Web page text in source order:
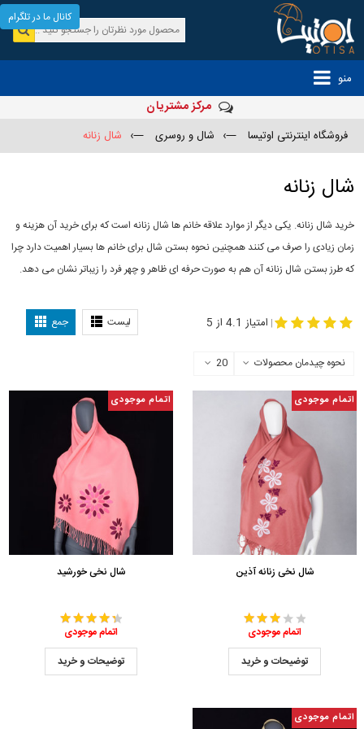
منو
مرکز مشتریان
فروشگاه اینترنتی اوتیسا —› شال و روسری —› شال زنانه
شال زنانه
خرید شال زنانه. یکی دیگر از موارد علاقه خانم ها شال زنانه است که برای خرید آن هزینه و
زمان زیادی را صرف می کنند همچنین نحوه بستن شال برای خانم ها بسیار اهمیت دارد چرا
که طرز بستن شال زنانه آن هم به صورت حرفه ای ظاهر و چهر فرد را زیباتر نشان می دهد.
لیست جمع | امتیاز 4.1 از 5
نحوه چیدمان محصولات 20
اتمام موجودی
شال نخی زنانه آذین
اتمام موجودی
توضیحات و خرید
اتمام موجودی
شال نخی خورشید
اتمام موجودی
توضیحات و خرید
اتمام موجودی
کانال ما در تلگرام